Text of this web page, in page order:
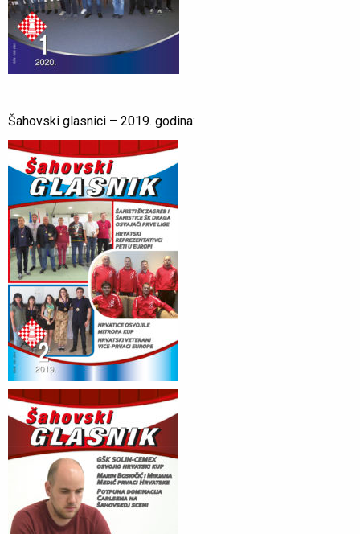
Šahovski glasnici – 2019. godina: